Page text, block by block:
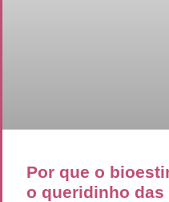
Por que o
o queridinho das